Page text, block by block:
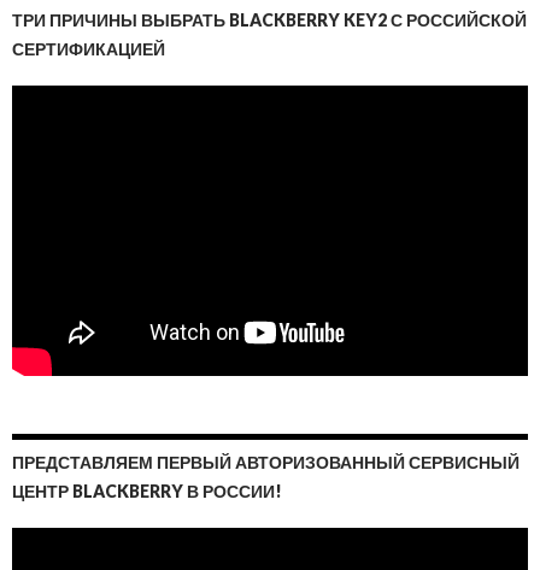
ТРИ ПРИЧИНЫ ВЫБРАТЬ BLACKBERRY KEY2 С РОССИЙСКОЙ
СЕРТИФИКАЦИЕЙ
ПРЕДСТАВЛЯЕМ ПЕРВЫЙ АВТОРИЗОВАННЫЙ СЕРВИСНЫЙ
ЦЕНТР BLACKBERRY В РОССИИ!